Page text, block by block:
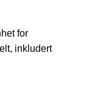
for
inkludert